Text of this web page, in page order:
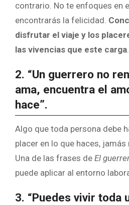
contrario. No te enfoques en
encontrarás la felicidad.
disfrutar el viaje y los
las vivencias que este carga.
2. “Un guerrero no
ama, encuentra el
hace”.
Algo que toda persona debe
placer en lo que haces, jamás
Una de las frases de El
puede aplicar al entorno
3. “Puedes vivir toda